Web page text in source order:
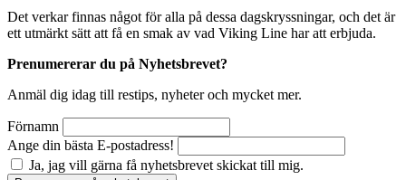
Det verkar finnas något för alla på dessa dagskryssningar, och det är
ett utmärkt sätt att få en smak av vad Viking Line har att erbjuda.
Prenumererar du på Nyhetsbrevet?
Anmäl dig idag till restips, nyheter och mycket mer.
Förnamn
Ange din bästa E-postadress!
Ja, jag vill gärna få nyhetsbrevet skickat till mig.